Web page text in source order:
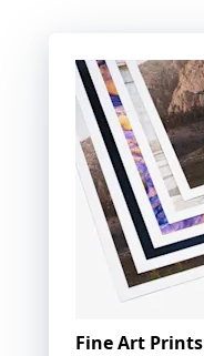
Fine Art Prints